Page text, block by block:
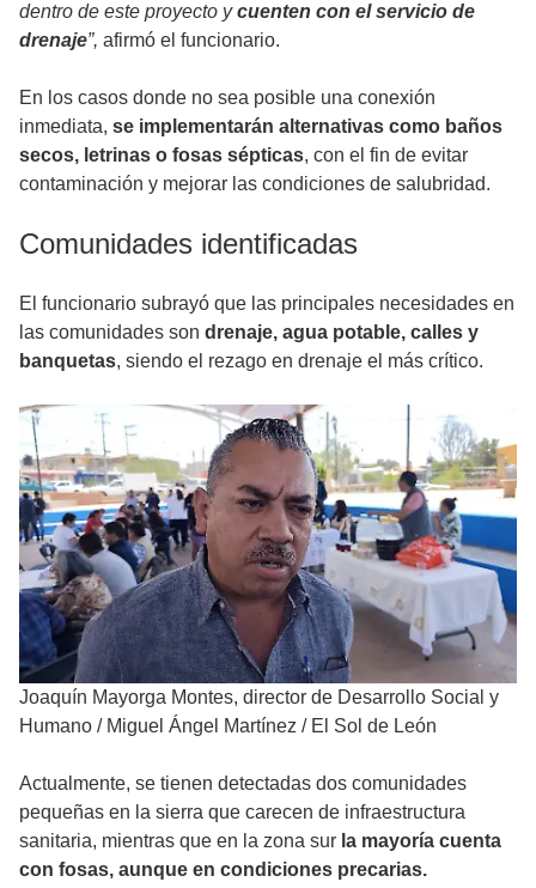
dentro de este proyecto ycuenten con el servicio de
drenaje”, afirmó el funcionario.
En los casos donde no sea posible una conexión
inmediata, se implementarán alternativas como baños
secos, letrinas o fosas sépticas, con el fin de evitar
contaminación y mejorar las condiciones de salubridad.
Comunidades identificadas
El funcionario subrayó que las principales necesidades en
las comunidades son drenaje, agua potable, calles y
banquetas, siendo el rezago en drenaje el más crítico.
Joaquín Mayorga Montes, director de Desarrollo Social y
Humano / Miguel Ángel Martínez / El Sol de León
Actualmente, se tienen detectadas dos comunidades
pequeñas en la sierra que carecen de infraestructura
sanitaria, mientras que en la zona sur la mayoría cuenta
con fosas, aunque en condiciones precarias.